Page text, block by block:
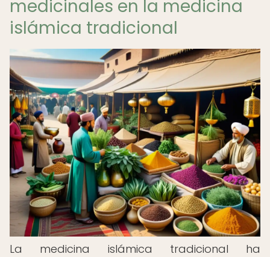
medicinales en la medicina
islámica tradicional
La medicina islámica tradicional ha